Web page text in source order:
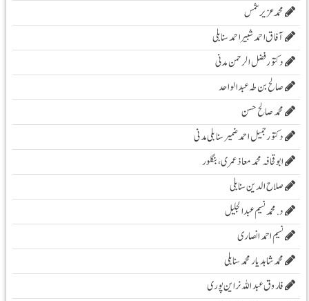
محمدعزیرشمس
آفاق احمد شبیر احمد سنابلی
دکتور فضل الرحمن مدنی
صالح بن طہ عبد الواحد
محمد صالح حسن
دکتور جمیل احمد ضمیر سنابلی مدنی
ابو قحافہ محمد معاذ عمری، بنگلور
صلاح الدین سنابلی
د. محمد نسیم عبد الجلیل
نسیم احمد انصاری
محمد شاہد یار محمد سنابلی
فاروق عبد اللہ نراین پوری